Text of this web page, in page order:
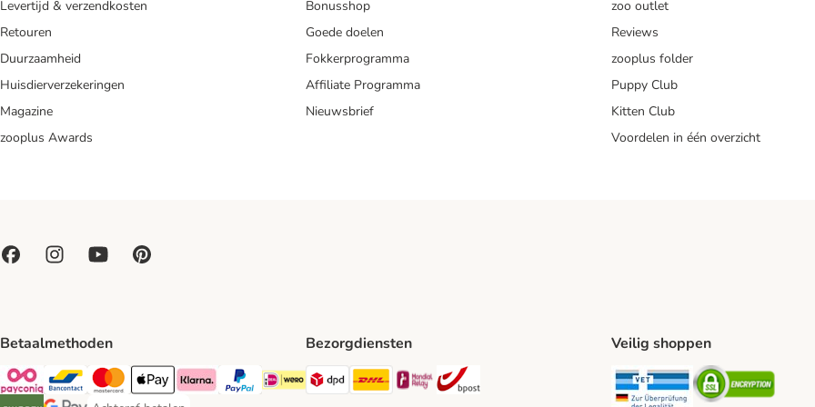
Levertijd & verzendkosten
Retouren
Duurzaamheid
Huisdierverzekeringen
Magazine
zooplus Awards
Bonusshop
Goede doelen
Fokkerprogramma
Affiliate Programma
Nieuwsbrief
zoo outlet
Reviews
zooplus folder
Puppy Club
Kitten Club
Voordelen in één overzicht
Betaalmethoden
Payconiq Payment Method
Bancontact Payment Method
Mastercard Payment Method
Apple Pay Payment Method
Klarna Payment Method
PayPal Payment Method
iDeal Payment Method
Bezorgdiensten
Dpd Shipping Method
DHL Shipping Method
Mondial Relay Shipping Method
Veilig shoppen
Security